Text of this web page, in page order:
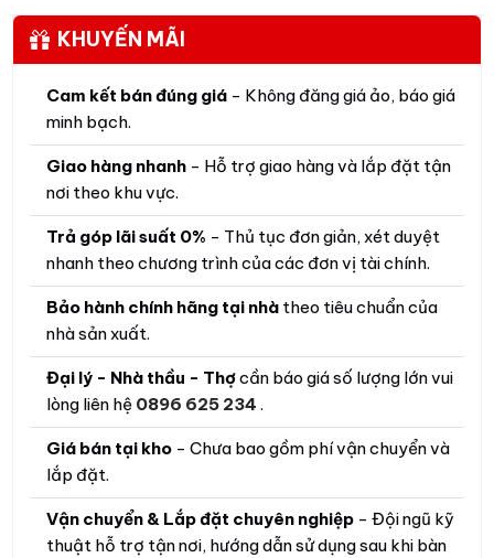
KHUYẾN MÃI
Cam kết bán đúng giá - Không đăng giá ảo, báo giá
minh bạch.
Giao hàng nhanh - Hỗ trợ giao hàng và lắp đặt tận
nơi theo khu vực.
Trả góp lãi suất 0% - Thủ tục đơn giản, xét duyệt
nhanh theo chương trình của các đơn vị tài chính.
Bảo hành chính hãng tại nhà theo tiêu chuẩn của
nhà sản xuất.
Đại lý - Nhà thầu - Thợcần báo giá số lượng lớn vui
lòng liên hệ 0896 625 234.
Giá bán tại kho - Chưa bao gồm phí vận chuyển và
lắp đặt.
Vận chuyển & Lắp đặt chuyên nghiệp - Đội ngũ kỹ
thuật hỗ trợ tận nơi, hướng dẫn sử dụng sau khi bàn